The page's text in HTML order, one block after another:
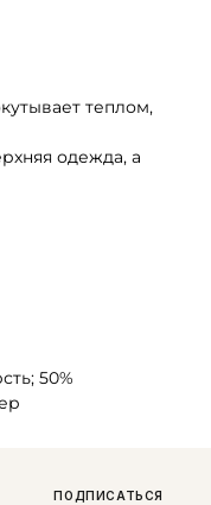
теплом,
одежда, а
50%
ПОДПИСАТЬСЯ